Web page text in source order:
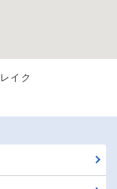
レイク